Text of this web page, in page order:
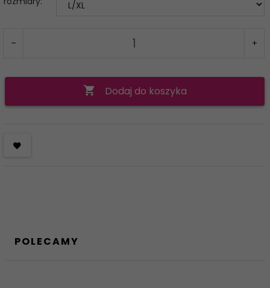
Dodaj do koszyka
POLECAMY